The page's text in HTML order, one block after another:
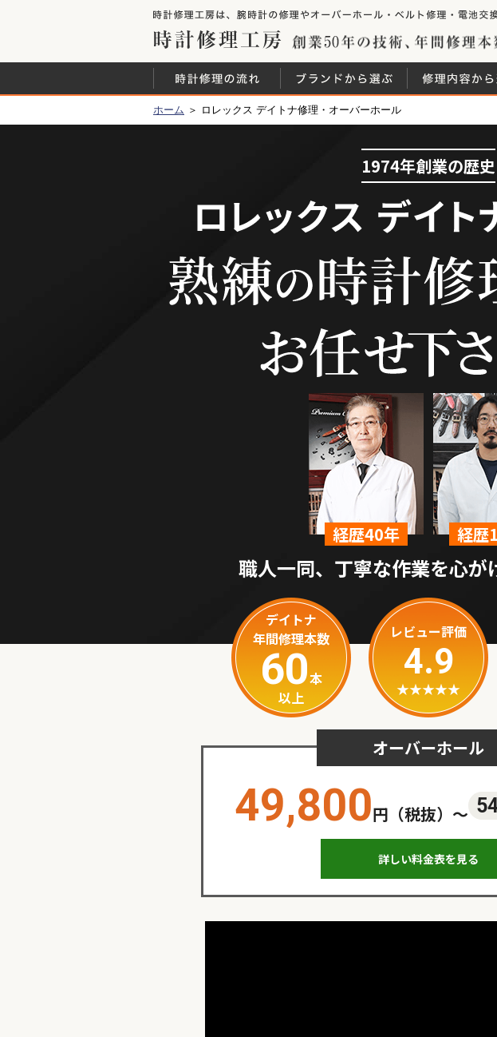
時計修理工房 白金堂（時計修理職人
時計修理の流れ ブランドから選
ホーム ＞ ロレックス デイトナ修理・オーバーホール
1974年創業の歴史
経歴40年 経歴
職人一同、丁寧な作業を心が
デイトナ
年間修理本数
60本
以上
レビュー評価
4.9
★★★★★
オーバーホール
49,800円（税抜）〜
詳しい料金表を見る